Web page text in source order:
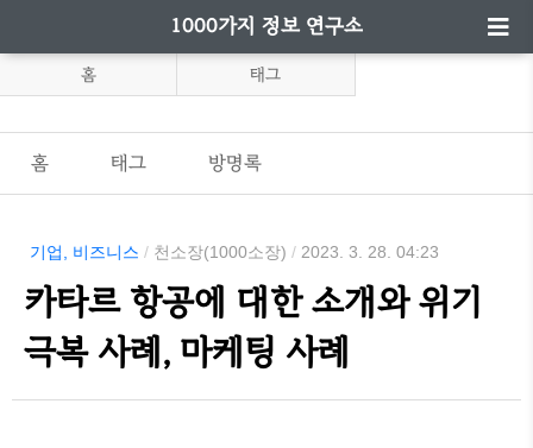
1000가지 정보 연구소
홈 태그
홈 태그 방명록
기업, 비즈니스 / 천소장(1000소장) / 2023. 3. 28. 04:23
카타르 항공에 대한 소개와 위기
극복 사례, 마케팅 사례